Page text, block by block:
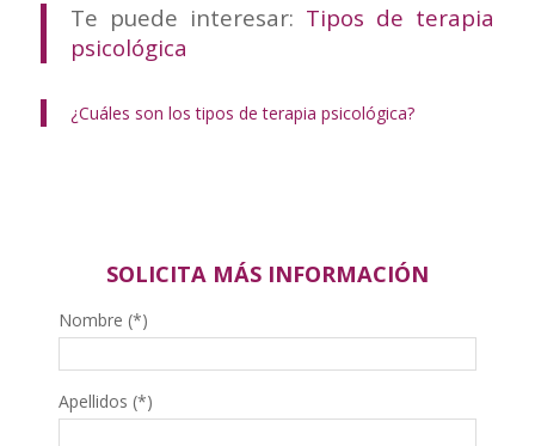
Te puede interesar: Tipos de terapia
psicológica
¿Cuáles son los tipos de terapia psicológica?
SOLICITA MÁS INFORMACIÓN
Nombre (*)
Apellidos (*)